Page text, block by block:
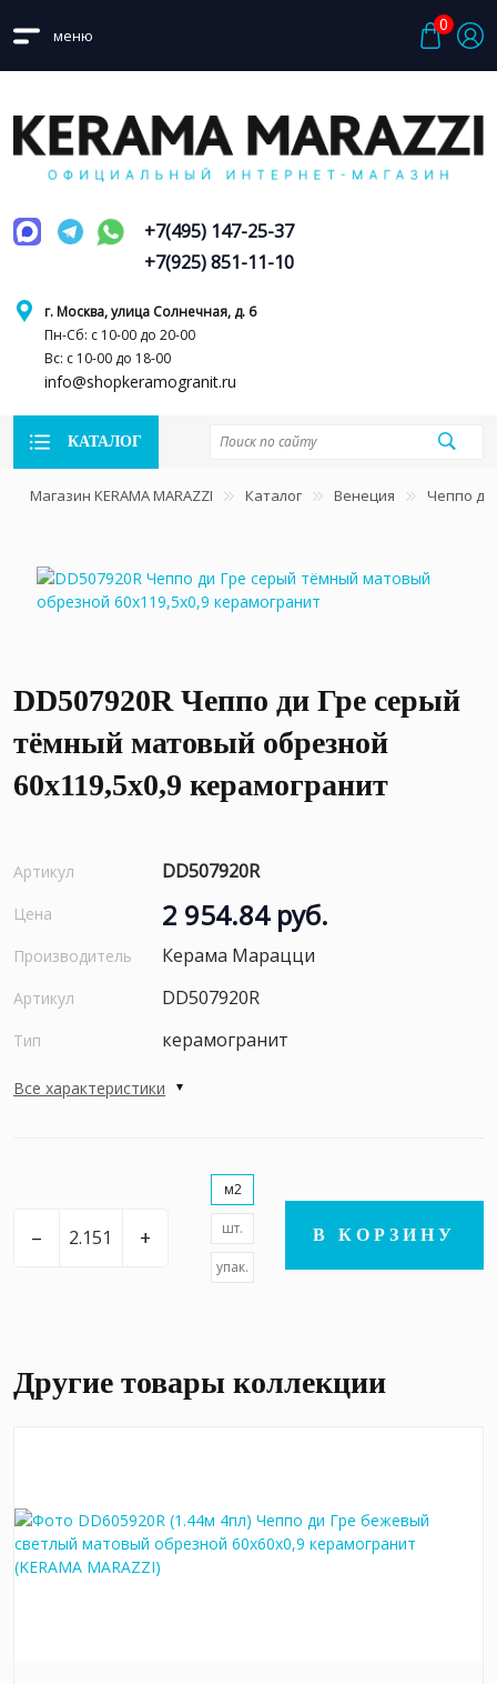
меню
0
г. Москва, улица Солнечная, д. 6
Пн-Сб: с 10-00 до 20-00
Вс: с 10-00 до 18-00
info@shopkeramogranit.ru
+7(495) 147-25-37
+7(925) 851-11-10
КАТАЛОГ
Магазин KERAMA MARAZZI Каталог Венеция Чеппо ди
DD507920R Чеппо ди Гре серый
тёмный матовый обрезной
60x119,5x0,9 керамогранит
Артикул DD507920R
Цена 2 954.84 руб.
Производитель Керама Марацци
Артикул DD507920R
Тип керамогранит
Все характеристики
– +
м2
шт.
упак.
В КОРЗИНУ
Другие товары коллекции